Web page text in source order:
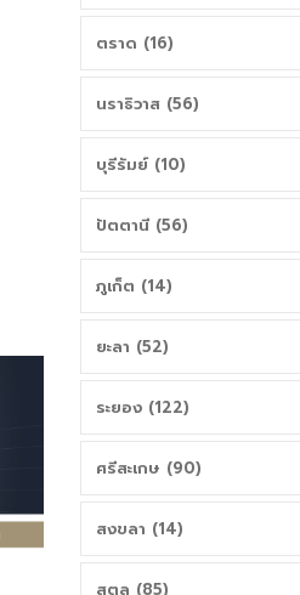
ตราด (16)
นราธิวาส (56)
บุรีรัมย์ (10)
ปัตตานี (56)
ภูเก็ต (14)
ยะลา (52)
ระยอง (122)
ศรีสะเกษ (90)
สงขลา (14)
สตูล (85)